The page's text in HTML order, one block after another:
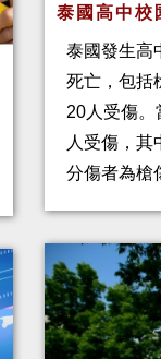
泰國高中
泰國發生高
死亡，包括
20人受傷
人受傷，其
分傷者為槍